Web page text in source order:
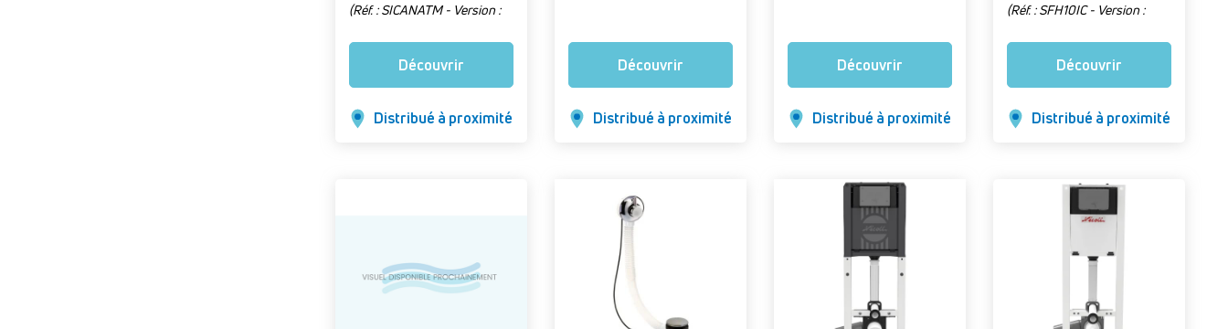
(Réf. : SICANATM - Version :
Découvrir
Distribué à proximité
Découvrir
Distribué à proximité
Découvrir
Distribué à proximité
(Réf. : SFH10IC - Version :
Découvrir
Distribué à proximité